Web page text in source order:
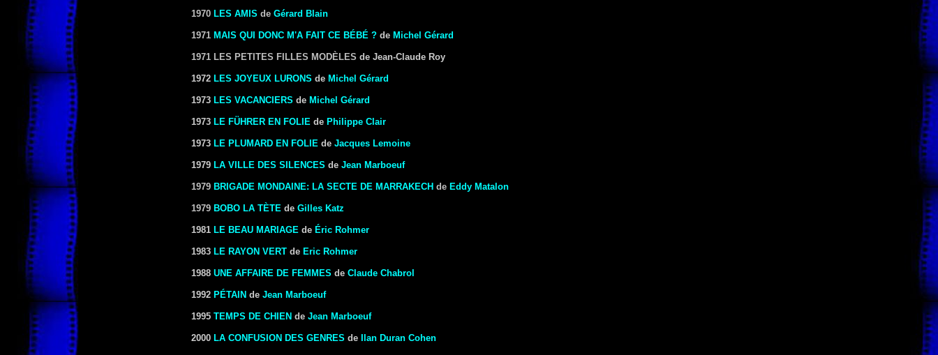
1970 LES AMIS de Gérard Blain
1971 MAIS QUI DONC M'A FAIT CE BÉBÉ ? de Michel Gérard
1971 LES PETITES FILLES MODÈLES de Jean-Claude Roy
1972 LES JOYEUX LURONS de Michel Gérard
1973 LES VACANCIERS de Michel Gérard
1973 LE FÜHRER EN FOLIE de Philippe Clair
1973 LE PLUMARD EN FOLIE de Jacques Lemoine
1979 LA VILLE DES SILENCES de Jean Marboeuf
1979 BRIGADE MONDAINE: LA SECTE DE MARRAKECH de Eddy Matalon
1979 BOBO LA TÈTE de Gilles Katz
1981 LE BEAU MARIAGE de Éric Rohmer
1983 LE RAYON VERT de Eric Rohmer
1988 UNE AFFAIRE DE FEMMES de Claude Chabrol
1992 PÉTAIN de Jean Marboeuf
1995 TEMPS DE CHIEN de Jean Marboeuf
2000 LA CONFUSION DES GENRES de Ilan Duran Cohen